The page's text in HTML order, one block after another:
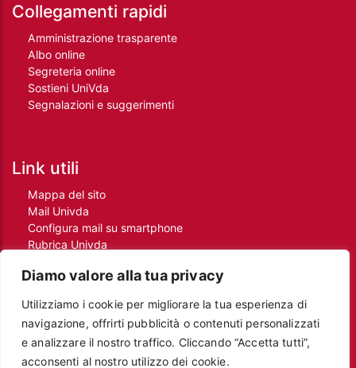
Diamo valore alla tua privacy
Utilizziamo i cookie per migliorare la tua esperienza di
navigazione, offrirti pubblicità o contenuti personalizzati
e analizzare il nostro traffico. Cliccando “Accetta tutti”,
acconsenti al nostro utilizzo dei cookie.
Collegamenti rapidi
Amministrazione trasparente
Albo online
Segreteria online
Sostieni UniVda
Segnalazioni e suggerimenti
Link utili
Mappa del sito
Mail Univda
Configura mail su smartphone
Rubrica Univda
Piè di pagina
Crediti
Note legali